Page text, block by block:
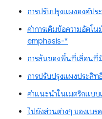
การปรับปรุงแผงองค์ปร
ค่าการเติมข้อความอัตโ
emphasis-*
การล้นของพื้นที่เลื่อนที่
การปรับปรุงแผงประสิท
คำแนะนำในเมตริกแบบ
ไปยังส่วนต่างๆ ของเบร